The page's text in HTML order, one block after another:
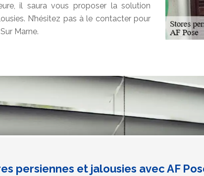
il saura vous proposer la solution
N’hésitez pas à le contacter pour
Marne.
persiennes et jalousies avec AF